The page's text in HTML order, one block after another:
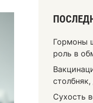
Гормоны
роль в
Сухость